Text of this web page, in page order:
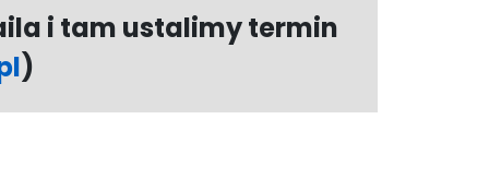
i tam ustalimy termin
)